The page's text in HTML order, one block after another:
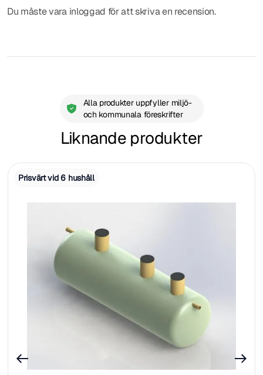
Du måste vara inloggad för att skriva en recension.
Alla produkter uppfyller miljö-
och kommunala föreskrifter
Liknande produkter
Prisvärt vid 6 hushåll